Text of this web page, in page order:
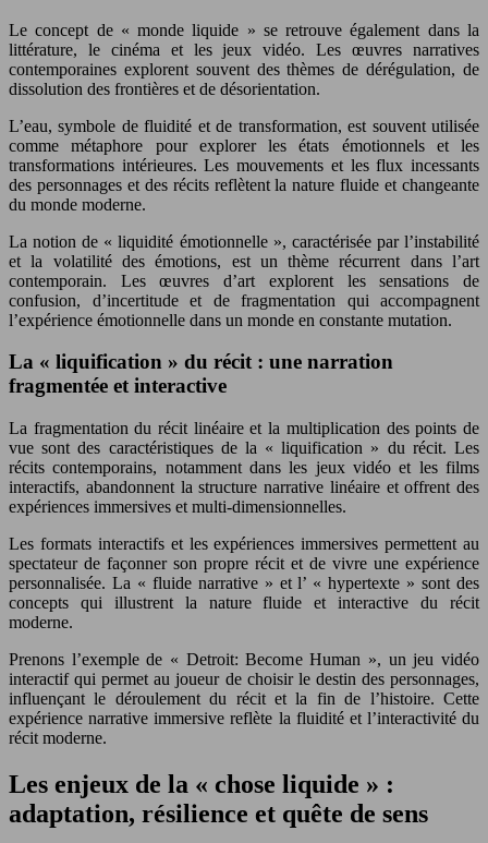
Le concept de « monde liquide » se retrouve également dans la
littérature, le cinéma et les jeux vidéo. Les œuvres narratives
contemporaines explorent souvent des thèmes de dérégulation, de
dissolution des frontières et de désorientation.
L’eau, symbole de fluidité et de transformation, est souvent utilisée
comme métaphore pour explorer les états émotionnels et les
transformations intérieures. Les mouvements et les flux incessants
des personnages et des récits reflètent la nature fluide et changeante
du monde moderne.
La notion de « liquidité émotionnelle », caractérisée par l’instabilité
et la volatilité des émotions, est un thème récurrent dans l’art
contemporain. Les œuvres d’art explorent les sensations de
confusion, d’incertitude et de fragmentation qui accompagnent
l’expérience émotionnelle dans un monde en constante mutation.
La « liquification » du récit : une narration
fragmentée et interactive
La fragmentation du récit linéaire et la multiplication des points de
vue sont des caractéristiques de la « liquification » du récit. Les
récits contemporains, notamment dans les jeux vidéo et les films
interactifs, abandonnent la structure narrative linéaire et offrent des
expériences immersives et multi-dimensionnelles.
Les formats interactifs et les expériences immersives permettent au
spectateur de façonner son propre récit et de vivre une expérience
personnalisée. La « fluide narrative » et l’ « hypertexte » sont des
concepts qui illustrent la nature fluide et interactive du récit
moderne.
Prenons l’exemple de « Detroit: Become Human », un jeu vidéo
interactif qui permet au joueur de choisir le destin des personnages,
influençant le déroulement du récit et la fin de l’histoire. Cette
expérience narrative immersive reflète la fluidité et l’interactivité du
récit moderne.
Les enjeux de la « chose liquide » :
adaptation, résilience et quête de sens